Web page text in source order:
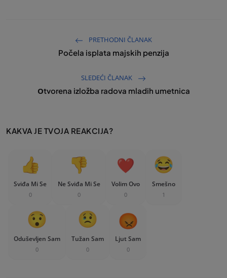
PRETHODNI ČLANAK
Počela isplata majskih penzija
SLEDEĆI ČLANAK
Оtvorena izložba radova mladih umetnica
KAKVA JE TVOJA REAKCIJA?
Sviđa Mi Se
0
Ne Sviđa Mi Se
0
Volim Ovo
0
Smešno
1
Oduševljen Sam
0
Tužan Sam
0
Ljut Sam
0